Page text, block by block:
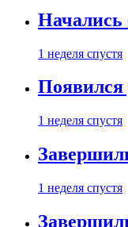
Начались
1 неделя спустя
Появился
1 неделя спустя
1 неделя спустя